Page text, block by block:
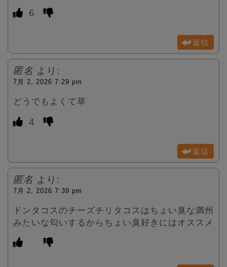
6
返信
匿名 より:
7月 2, 2026 7:29 pm
どうでもよくて草
4
返信
匿名 より:
7月 2, 2026 7:39 pm
ドンタコスのチーズチリタコスはちょい臭な満州
みたいな匂いするからちょい臭好きにはオススメ